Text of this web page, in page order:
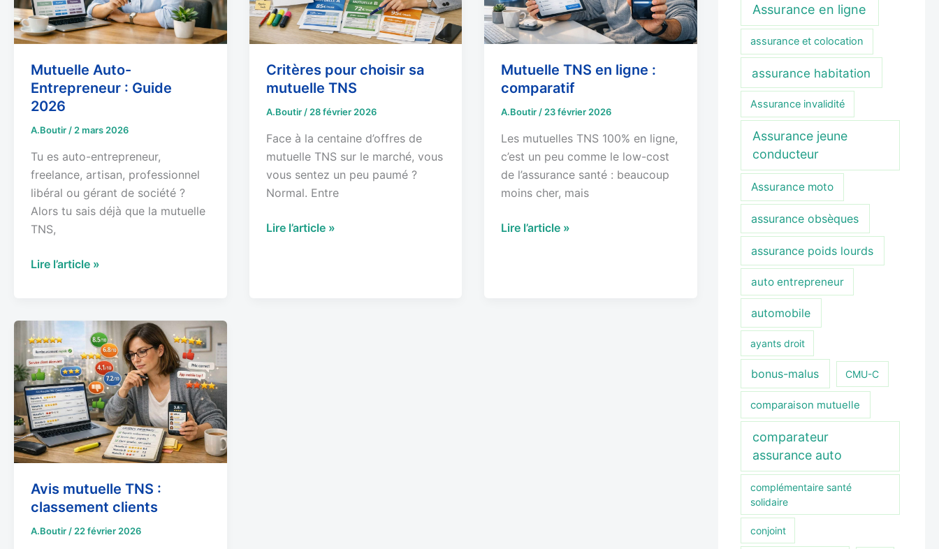
Mutuelle Auto-
Entrepreneur : Guide
2026
A.Boutir / 2 mars 2026
Tu es auto-entrepreneur,
freelance, artisan, professionnel
libéral ou gérant de société ?
Alors tu sais déjà que la mutuelle
TNS,
Lire l’article »
Critères pour choisir sa
mutuelle TNS
A.Boutir / 28 février 2026
Face à la centaine d’offres de
mutuelle TNS sur le marché, vous
vous sentez un peu paumé ?
Normal. Entre
Lire l’article »
Mutuelle TNS en ligne :
comparatif
A.Boutir / 23 février 2026
Les mutuelles TNS 100% en ligne,
c’est un peu comme le low-cost
de l’assurance santé : beaucoup
moins cher, mais
Lire l’article »
Avis mutuelle TNS :
classement clients
A.Boutir / 22 février 2026
mutuelle
TNS
:
classement
clients
Assurance en ligne
assurance et colocation
assurance habitation
Assurance invalidité
Assurance jeune
conducteur
Assurance moto
assurance obsèques
assurance poids lourds
auto entrepreneur
automobile
ayants droit
bonus-malus CMU-C
comparaison mutuelle
comparateur
assurance auto
complémentaire santé
solidaire
conjoint